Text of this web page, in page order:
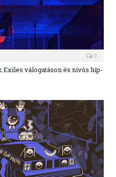
0
válogatáson és nívós hip-